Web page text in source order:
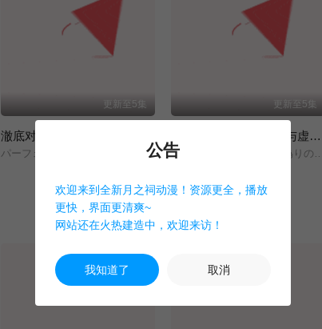
更新至5集
澈底对你成瘾
パーフェクトアディクション/
更新至5集
Clevatess II-魔兽之王与虚假的勇者传承-
公告
欢迎来到全新月之祠动漫！资源更全，播放
更快，界面更清爽~
网站还在火热建造中，欢迎来访！
我知道了 取消